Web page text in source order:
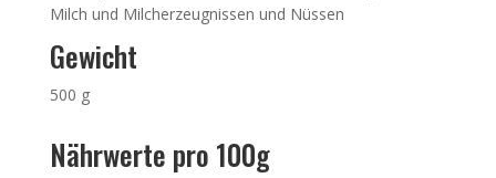
Milch und Milcherzeugnissen und Nüssen
Gewicht
500 g
Nährwerte pro 100g